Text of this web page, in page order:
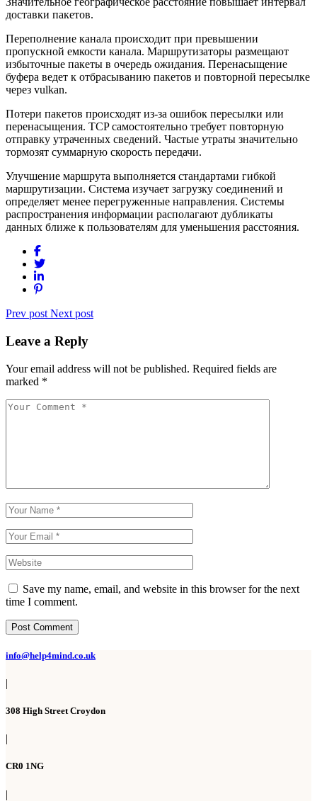
доставки пакетов.
Переполнение канала происходит при превышении
пропускной емкости канала. Маршрутизаторы размещают
избыточные пакеты в очередь ожидания. Перенасыщение
буфера ведет к отбрасыванию пакетов и повторной пересылке
через vulkan.
Потери пакетов происходят из-за ошибок пересылки или
перенасыщения. TCP самостоятельно требует повторную
отправку утраченных сведений. Частые утраты значительно
тормозят суммарную скорость передачи.
Улучшение маршрута выполняется стандартами гибкой
маршрутизации. Система изучает загрузку соединений и
определяет менее перегруженные направления. Системы
распространения информации располагают дубликаты
данных ближе к пользователям для уменьшения расстояния.
Prev post Next post
Leave a Reply
Your email address will not be published. Required fields are
marked *
Save my name, email, and website in this browser for the next
time I comment.
Post Comment
info@help4mind.co.uk
|
308 High Street Croydon
|
CR0 1NG
|